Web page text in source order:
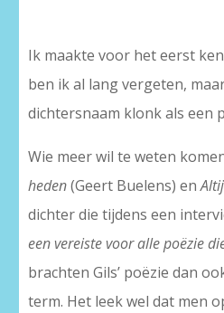
Ik maakte voor het eerst
ben ik al lang vergeten,
dichtersnaam klonk als een
Wie meer wil te weten
heden(Geert Buelens) en
dichter die tijdens een
een vereiste voor alle poëzie
brachten Gils’ poëzie dan
term. Het leek wel dat men